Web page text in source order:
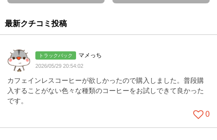
最新クチコミ投稿
トラックバック マメっち
2026/05/29 20:54:02
カフェインレスコーヒーが欲しかったので購入しました。普段購
入することがない色々な種類のコーヒーをお試しできて良かった
です。
0